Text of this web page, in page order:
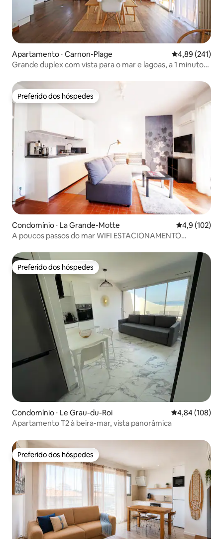
Apartamento ⋅ Carnon-Plage 4,89 de uma
4,89 (241)
Grande duplex com vista para o mar e lagoas, a 1 minuto
Preferido dos hóspedes
Preferido dos hóspedes
Condomínio ⋅ La Grande-Motte 4,9 de uma
4,9 (102)
A poucos passos do mar WIFI ESTACIONAMENTO
Preferido dos hóspedes
Preferido dos hóspedes
Condomínio ⋅ Le Grau-du-Roi 4,84 de uma
4,84 (108)
Apartamento T2 à beira-mar, vista panorâmica
Preferido dos hóspedes
Preferido dos hóspedes